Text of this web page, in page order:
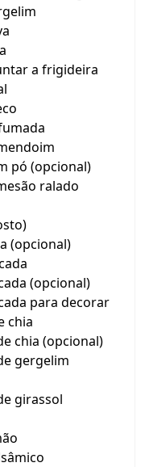
a frigideira
pó (opcional)
ralado
(opcional)
(opcional)
para decorar
chia
chia (opcional)
gergelim
girassol